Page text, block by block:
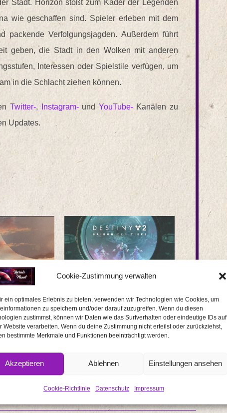
Cookie-Zustimmung verwalten
ein optimales Erlebnis zu bieten, verwenden wir Technologien wie Cookies, um
zu speichern und/oder darauf zuzugreifen. Wenn du diesen
zustimmst, können wir Daten wie das Surfverhalten oder eindeutige IDs auf
Website verarbeiten. Wenn du deine Zustimmung nicht erteilst oder zurückziehst,
bestimmte Merkmale und Funktionen beeinträchtigt werden.
Akzeptieren Ablehnen Einstellungen ansehen
Cookie-Richtlinie Datenschutz Impressum
Stadt. Horizon stößt zum Kader der Legenden
wie geschaffen sind. Spieler erleben mit dem
packende Verfolgungsjagden. Außerdem führt
geben, die Stadt in den Wolken mit anderen
Interessen oder Spielstile verfügen, um
in die Schlacht ziehen können.
Twitter-, Instagram-und YouTube-Kanälen zu
Updates.
Launch-
Lightfall
23. Mai 2023
In "Game"
wird bald veröffentlicht
erhältlich